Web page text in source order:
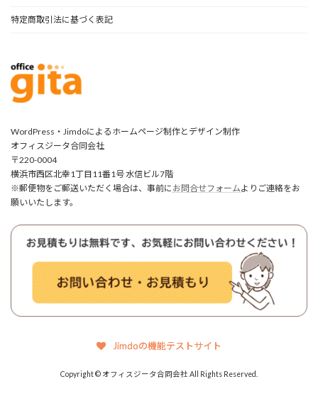
特定商取引法に基づく表記
WordPress・Jimdoによるホームページ制作とデザイン制作
オフィスジータ合同会社
〒220-0004
横浜市西区北幸1丁目11番1号 水信ビル7階
※郵便物をご郵送いただく場合は、事前に お問合せフォームよりご連絡をお
願いいたします。
Jimdoの機能テストサイト
Copyright © オフィスジータ合同会社 All Rights Reserved.